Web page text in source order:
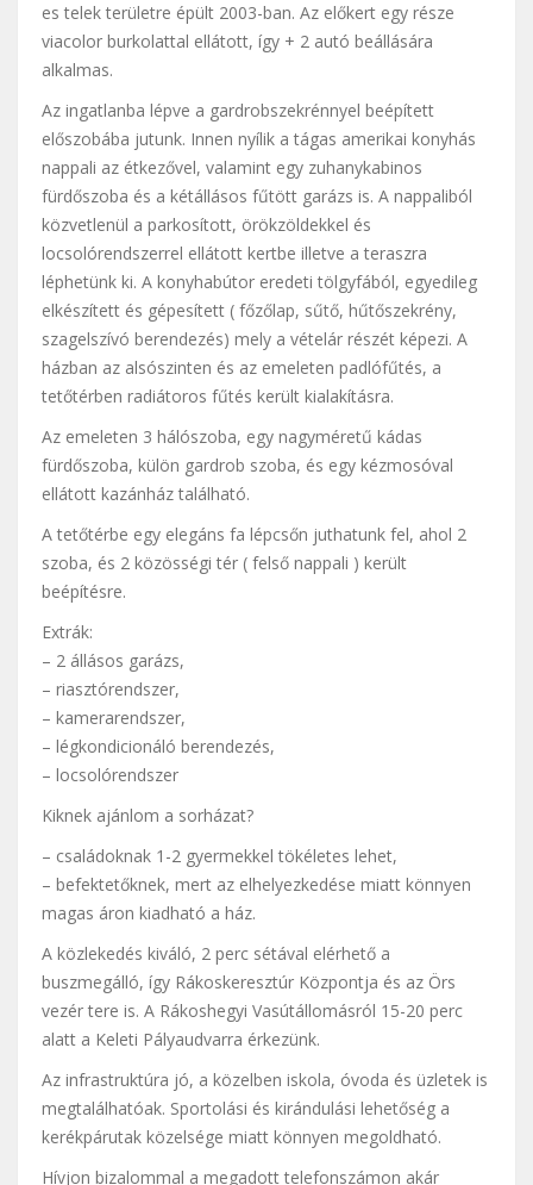
es telek területre épült 2003-ban. Az előkert egy része
viacolor burkolattal ellátott, így + 2 autó beállására
alkalmas.
Az ingatlanba lépve a gardrobszekrénnyel beépített
előszobába jutunk. Innen nyílik a tágas amerikai konyhás
nappali az étkezővel, valamint egy zuhanykabinos
fürdőszoba és a kétállásos fűtött garázs is. A nappaliból
közvetlenül a parkosított, örökzöldekkel és
locsolórendszerrel ellátott kertbe illetve a teraszra
léphetünk ki. A konyhabútor eredeti tölgyfából, egyedileg
elkészített és gépesített ( főzőlap, sűtő, hűtőszekrény,
szagelszívó berendezés) mely a vételár részét képezi. A
házban az alsószinten és az emeleten padlófűtés, a
tetőtérben radiátoros fűtés került kialakításra.
Az emeleten 3 hálószoba, egy nagyméretű kádas
fürdőszoba, külön gardrob szoba, és egy kézmosóval
ellátott kazánház található.
A tetőtérbe egy elegáns fa lépcsőn juthatunk fel, ahol 2
szoba, és 2 közösségi tér ( felső nappali ) került
beépítésre.
Extrák:
– 2 állásos garázs,
– riasztórendszer,
– kamerarendszer,
– légkondicionáló berendezés,
– locsolórendszer
Kiknek ajánlom a sorházat?
– családoknak 1-2 gyermekkel tökéletes lehet,
– befektetőknek, mert az elhelyezkedése miatt könnyen
magas áron kiadható a ház.
A közlekedés kiváló, 2 perc sétával elérhető a
buszmegálló, így Rákoskeresztúr Központja és az Örs
vezér tere is. A Rákoshegyi Vasútállomásról 15-20 perc
alatt a Keleti Pályaudvarra érkezünk.
Az infrastruktúra jó, a közelben iskola, óvoda és üzletek is
megtalálhatóak. Sportolási és kirándulási lehetőség a
kerékpárutak közelsége miatt könnyen megoldható.
Hívjon bizalommal a megadott telefonszámon akár